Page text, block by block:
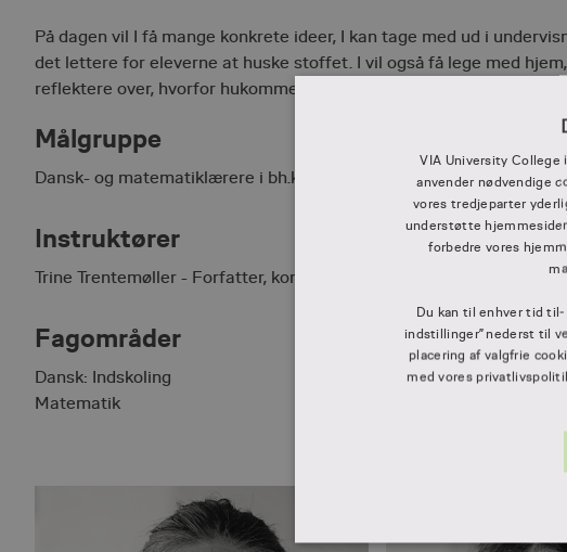
På dagen vil I få mange konkrete ideer, I kan tage med ud i
det lettere for eleverne at huske stoffet. I vil også få lege med
reflektere over, hvorfor hukommelsen nogle gange er udfordret.
Målgruppe
Dansk- og matematiklærere i bh.kl. – 3. klasse
Instruktører
Trine Trentemøller - Forfatter, konsulent og foredragsholder
Fagområder
Dansk: Indskoling
Matematik
VIA University College
anvender nødvendige
vores tredjeparter
understøtte
forbedre vores
Du kan til enhver tid
indstillinger” nederst til
placering af valgfrie
med vores
ABSOLUT